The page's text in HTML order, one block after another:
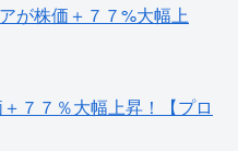
が株価＋７７%大幅上
７７％大幅上昇！【プロ